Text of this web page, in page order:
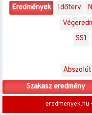
Eredmények Időterv
SS1
Abszolút
Szakasz eredmény
eredmenyek.hu